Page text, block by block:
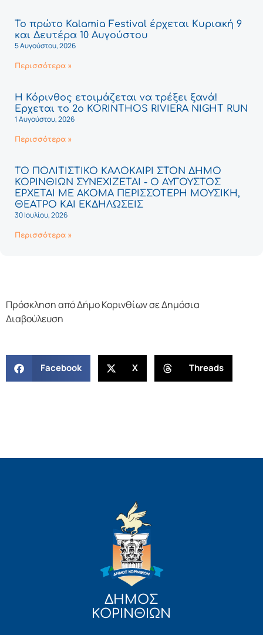
Το πρώτο Kalamia Festival έρχεται Κυριακή 9
και Δευτέρα 10 Αυγούστου
5 Αυγούστου, 2026
Περισσότερα »
Η Κόρινθος ετοιμάζεται να τρέξει ξανά!
Έρχεται το 2ο KORINTHOS RIVIERA NIGHT RUN
1 Αυγούστου, 2026
Περισσότερα »
ΤΟ ΠΟΛΙΤΙΣΤΙΚΟ ΚΑΛΟΚΑΙΡΙ ΣΤΟΝ ΔΗΜΟ
ΚΟΡΙΝΘΙΩΝ ΣΥΝΕΧΙΖΕΤΑΙ - Ο ΑΥΓΟΥΣΤΟΣ
ΕΡΧΕΤΑΙ ΜΕ ΑΚΟΜΑ ΠΕΡΙΣΣΟΤΕΡΗ ΜΟΥΣΙΚΗ,
ΘΕΑΤΡΟ ΚΑΙ ΕΚΔΗΛΩΣΕΙΣ
30 Ιουλίου, 2026
Περισσότερα »
Πρόσκληση από Δήμο Κορινθίων σε Δημόσια
Διαβούλευση
Facebook X Threads
ΔΗΜΟΣ
ΚΟΡΙΝΘΙΩΝ